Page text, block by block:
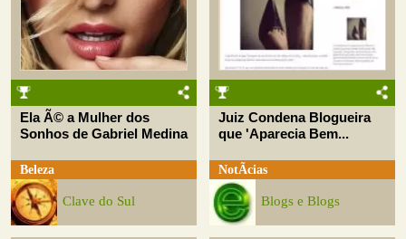
Ela Ã© a Mulher dos
Sonhos de Gabriel Medina
Beleza
Clave do Sul
Juiz Condena Blogueira
que 'Aparecia Bem...
NotÃ­cias
Blogs e Blogs